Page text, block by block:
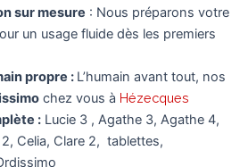
sur mesure : Nous préparons votre
un usage fluide dès les premiers
propre : L’humain avant tout, nos
chez vous à Hézecques
:Lucie 3 , Agathe 3, Agathe 4,
2, Celia, Clare 2, tablettes,